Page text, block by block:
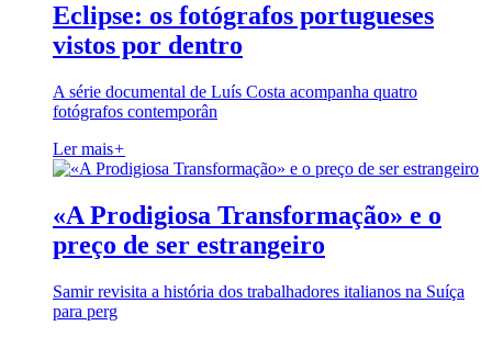
Eclipse: os fotógrafos portugueses
vistos por dentro
A série documental de Luís Costa acompanha quatro
fotógrafos contemporân
Ler mais+
«A Prodigiosa Transformação» e o
preço de ser estrangeiro
Samir revisita a história dos trabalhadores italianos na Suíça
para perg